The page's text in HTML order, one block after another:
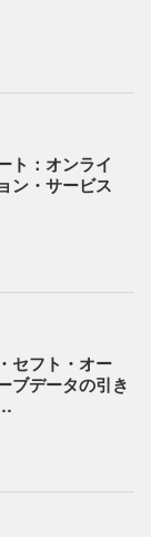
ト：オンライ
ン・サービス
セフト・オー
ブデータの引き